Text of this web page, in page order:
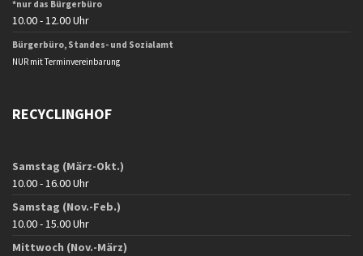
*nur das Bürgerbüro
10.00 - 12.00 Uhr
Bürgerbüro, Standes- und Sozialamt
NUR mit Terminvereinbarung
RECYCLINGHOF
Samstag (März-Okt.)
10.00 - 16.00 Uhr
Samstag (Nov.-Feb.)
10.00 - 15.00 Uhr
Mittwoch (Nov.-März)